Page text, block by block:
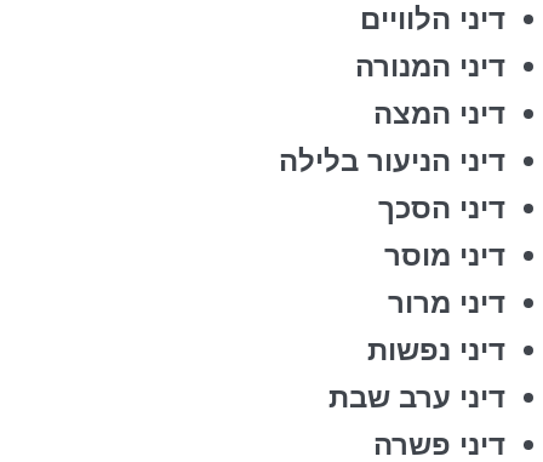
דיני הלוויים
דיני המנורה
דיני המצה
דיני הניעור בלילה
דיני הסכך
דיני מוסר
דיני מרור
דיני נפשות
דיני ערב שבת
דיני פשרה